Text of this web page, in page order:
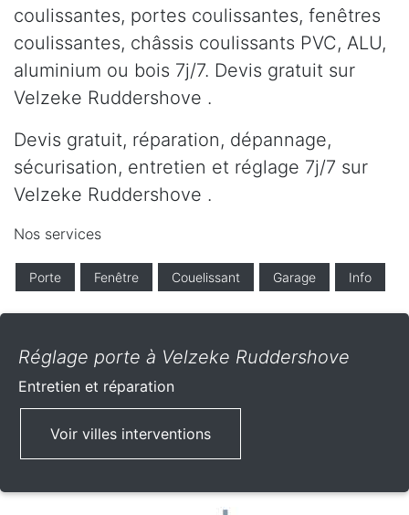
coulissantes, portes coulissantes, fenêtres
coulissantes, châssis coulissants PVC, ALU,
aluminium ou bois 7j/7. Devis gratuit sur
Velzeke Ruddershove .
Devis gratuit, réparation, dépannage,
sécurisation, entretien et réglage 7j/7 sur
Velzeke Ruddershove .
Nos services
Porte Fenêtre Couelissant Garage Info
Réglage porte à Velzeke Ruddershove
Entretien et réparation
Voir villes interventions